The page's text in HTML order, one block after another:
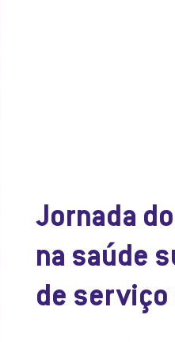
Jornada
na saúde
de serviço